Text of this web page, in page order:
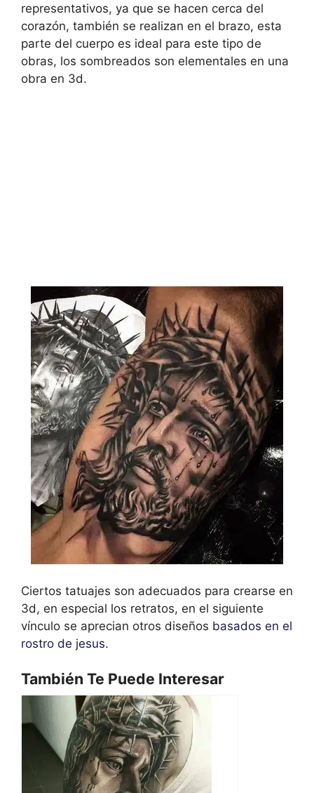
representativos, ya que se hacen cerca del
corazón, también se realizan en el brazo, esta
parte del cuerpo es ideal para este tipo de
obras, los sombreados son elementales en una
obra en 3d.
Ciertos tatuajes son adecuados para crearse en
3d, en especial los retratos, en el siguiente
vínculo se aprecian otros diseños basados en el
rostro de jesus.
También Te Puede Interesar